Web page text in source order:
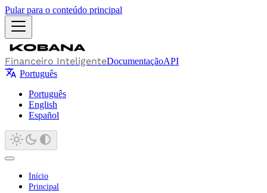
Pular para o conteúdo principal
Financeiro InteligenteDocumentaçãoAPI
Português
Português
English
Español
Início
Principal